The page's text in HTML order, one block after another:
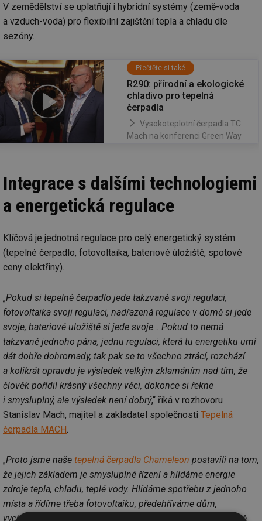
V zemědělství se uplatňují i hybridní systémy (země-voda
a vzduch-voda) pro flexibilní zajištění tepla a chladu dle
sezóny.
Přečtěte si také
R290: přírodní a ekologické
chladivo pro tepelná
čerpadla
Vysokoteplotní čerpadla TC
Mach na konferenci Green Way
Integrace s dalšími technologiemi
a energetická regulace
Klíčová je jednotná regulace pro celý energetický systém
(tepelné čerpadlo, fotovoltaika, bateriové úložiště, spotové
ceny elektřiny).
„Pokud si tepelné čerpadlo jede takzvaně svoji regulaci,
fotovoltaika svoji regulaci, nadřazená regulace v domě si jede
svoje, bateriové uložiště si jede svoje… Pokud to nemá
takzvaně jednoho pána, jednu regulaci, která tu energetiku umí
dát dobře dohromady, tak pak se to všechno ztrácí, rozchází
a kolikrát opravdu je výsledek velkým zklamáním nad tím, že
člověk pořídil krásný všechny věci, dokonce si řekne
i smysluplný, ale výsledek není dobrý,“ říká v rozhovoru
Stanislav Mach, majitel a zakladatel společnosti Tepelná
čerpadla MACH.
„Proto jsme naše tepelná čerpadla Chameleon postavili na tom,
že jejich základem je smysluplné řízení a hlídáme energie
zdroje tepla, chladu, teplé vody. Hlídáme spotřebu z jednoho
místa a řídíme třeba fotovoltaiku, předehříváme dům,
vychlazujeme dům, řešíme přípravu teplé vody a smysluplně